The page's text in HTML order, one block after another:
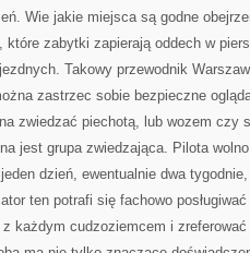
Wie jakie miejsca są godne
zabytki zapierają oddech w
Takowy przewodnik
zastrzec sobie bezpieczne
zwiedzać piechotą, lub wozem czy
jest grupa zwiedzająca. Pilota
dzień, ewentualnie dwa
ten potrafi się fachowo
każdym cudzoziemcem i